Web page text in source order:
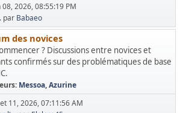
08, 2026, 08:55:19 PM
par Babaeo
des novices
? Discussions entre novices et
confirmés sur des problématiques de base
Messoa,Azurine
11, 2026, 07:11:56 AM